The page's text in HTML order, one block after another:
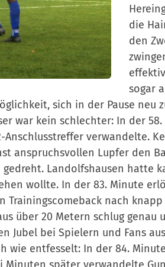
die
den
sogar
sich in der Pause neu
war kein schlechter: In der
Anschlusstreffer verwandelte.
anspruchsvollen Lupfer den
Landolfshausen hatte
wollte. In der 83. Minute
Trainingscomeback nach
über 20 Metern schlug
Jubel bei Spielern und Fans
wie entfesselt: In der 84.